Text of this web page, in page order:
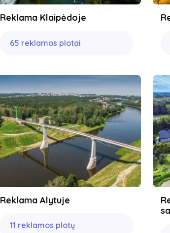
Reklama Klaipėdoje
65 reklamos plotai
Reklama Alytuje
11 reklamos plotų